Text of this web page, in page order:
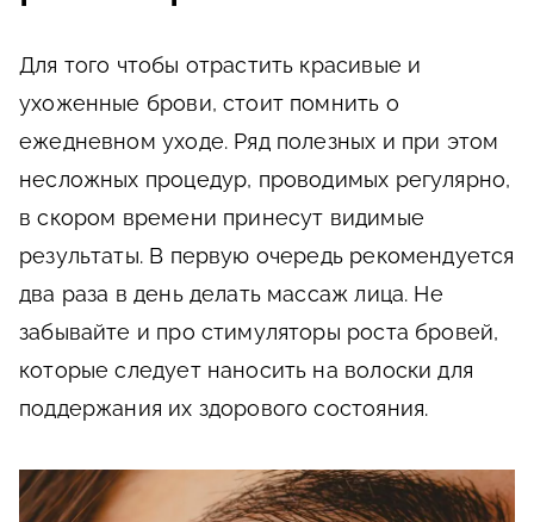
Для того чтобы отрастить красивые и
ухоженные брови, стоит помнить о
ежедневном уходе. Ряд полезных и при этом
несложных процедур, проводимых регулярно,
в скором времени принесут видимые
результаты. В первую очередь рекомендуется
два раза в день делать массаж лица. Не
забывайте и про стимуляторы роста бровей,
которые следует наносить на волоски для
поддержания их здорового состояния.